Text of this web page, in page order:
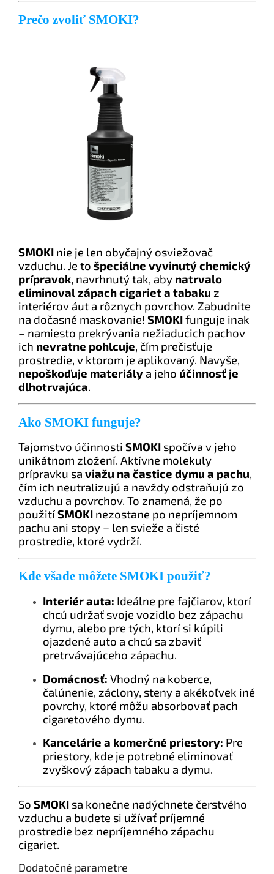
Prečo zvoliť SMOKI?
SMOKI nie je len obyčajný osviežovač
vzduchu. Je to špeciálne vyvinutý chemický
prípravok, navrhnutý tak, aby natrvalo
eliminoval zápach cigariet a tabaku z
interiérov áut a rôznych povrchov. Zabudnite
na dočasné maskovanie! SMOKIfunguje inak
– namiesto prekrývania nežiaducich pachov
ich nevratne pohlcuje, čím prečisťuje
prostredie, v ktorom je aplikovaný. Navyše,
nepoškoďuje materiály a jeho účinnosť je
dlhotrvajúca.
Ako SMOKI funguje?
Tajomstvo účinnosti SMOKI spočíva v jeho
unikátnom zložení. Aktívne molekuly
prípravku sa viažu na častice dymu a pachu,
čím ich neutralizujú a navždy odstraňujú zo
vzduchu a povrchov. To znamená, že po
použitíSMOKI nezostane po nepríjemnom
pachu ani stopy – len svieže a čisté
prostredie, ktoré vydrží.
Kde všade môžete SMOKI použiť?
Interiér auta: Ideálne pre fajčiarov, ktorí
chcú udržať svoje vozidlo bez zápachu
dymu, alebo pre tých, ktorí si kúpili
ojazdené auto a chcú sa zbaviť
pretrvávajúceho zápachu.
Domácnosť: Vhodný na koberce,
čalúnenie, záclony, steny a akékoľvek iné
povrchy, ktoré môžu absorbovať pach
cigaretového dymu.
Kancelárie a komerčné priestory: Pre
priestory, kde je potrebné eliminovať
zvyškový zápach tabaku a dymu.
So SMOKI sa konečne nadýchnete čerstvého
vzduchu a budete si užívať príjemné
prostredie bez nepríjemného zápachu
cigariet.
Dodatočné parametre